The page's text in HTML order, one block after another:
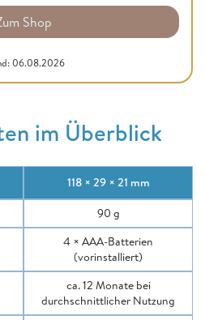
Shop
06.08.2026
im Überblick
118 × 29 × 21 mm
90 g
4 × AAA-Batterien
(vorinstalliert)
ca. 12 Monate bei
durchschnittlicher Nutzung